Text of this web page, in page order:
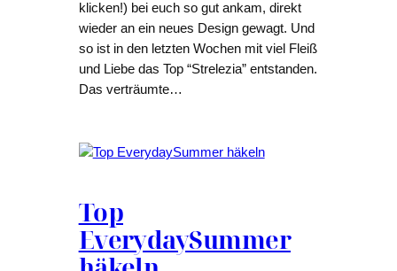
klicken!) bei euch so gut ankam, direkt
wieder an ein neues Design gewagt. Und
so ist in den letzten Wochen mit viel Fleiß
und Liebe das Top “Strelezia” entstanden.
Das verträumte…
Top
EverydaySummer